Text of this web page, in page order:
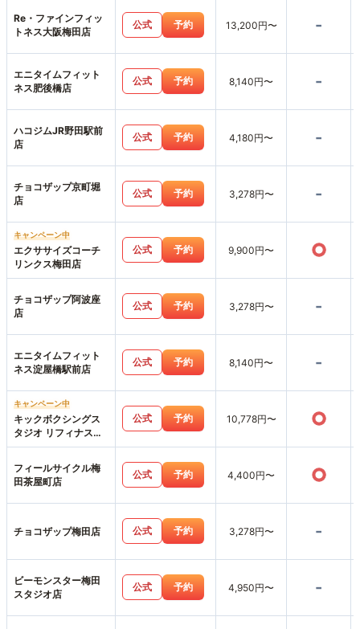
Re・ファインフィッ
トネス大阪梅田店
公式 予約 13,200円〜 -
エニタイムフィット
ネス肥後橋店
公式 予約 8,140円〜 -
ハコジムJR野田駅前
店
公式 予約 4,180円〜 -
チョコザップ京町堀
店
公式 予約 3,278円〜 -
キャンペーン中
エクササイズコーチ
リンクス梅田店
公式 予約 9,900円〜 ○
チョコザップ阿波座
店
公式 予約 3,278円〜 -
エニタイムフィット
ネス淀屋橋駅前店
公式 予約 8,140円〜 -
キャンペーン中
キックボクシングス
タジオ リフィナス阪
急梅田店
公式 予約 10,778円〜 ○
フィールサイクル梅
田茶屋町店
公式 予約 4,400円〜 ○
チョコザップ梅田店 公式 予約 3,278円〜 -
ビーモンスター梅田
スタジオ店
公式 予約 4,950円〜 -